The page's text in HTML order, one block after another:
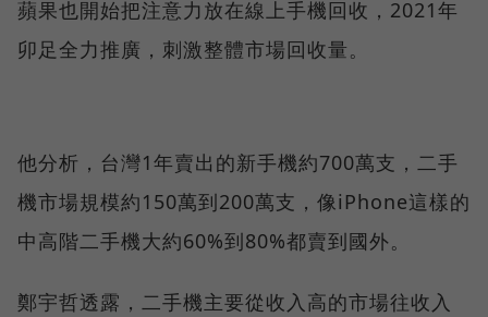
蘋果也開始把注意力放在線上手機回收，2021年
卯足全力推廣，刺激整體市場回收量。
他分析，台灣1年賣出的新手機約700萬支，二手
機市場規模約150萬到200萬支，像iPhone這樣的
中高階二手機大約60%到80%都賣到國外。
鄭宇哲透露，二手機主要從收入高的市場往收入